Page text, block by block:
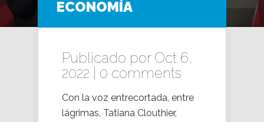
ECONOMÍA
Publicado por Oct 6,
2022 | 0 comments
Con la voz entrecortada, entre
lágrimas, Tatiana Clouthier,